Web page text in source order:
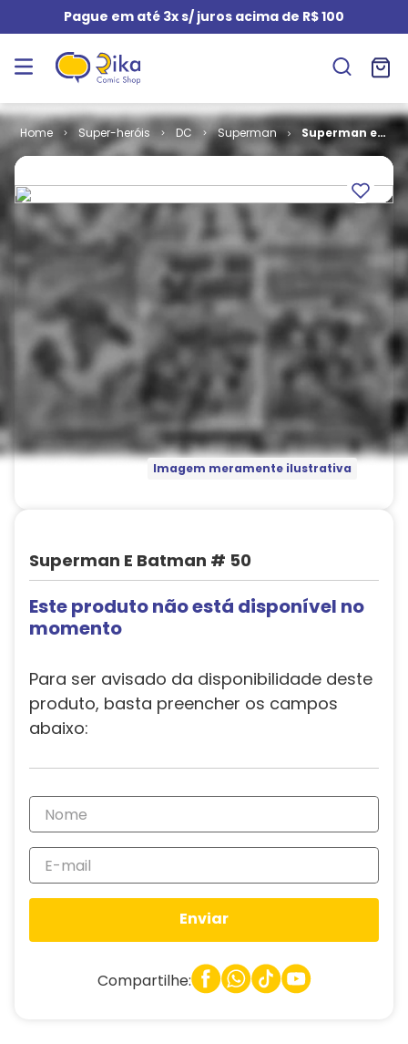
Pague em até 3x s/ juros acima de R$ 100
Super-heróis DC Superman
Superman e
Batman # 50
Imagem meramente ilustrativa
Superman E Batman # 50
Este produto não está disponível no
momento
Para ser avisado da disponibilidade deste
produto, basta preencher os campos
abaixo:
Enviar
Compartilhe: